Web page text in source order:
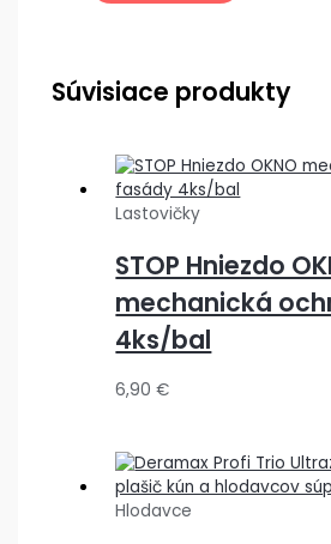
Súvisiace produkty
Lastovičky
STOP Hniezdo
mechanická
4ks/bal
6,90€
Hlodavce